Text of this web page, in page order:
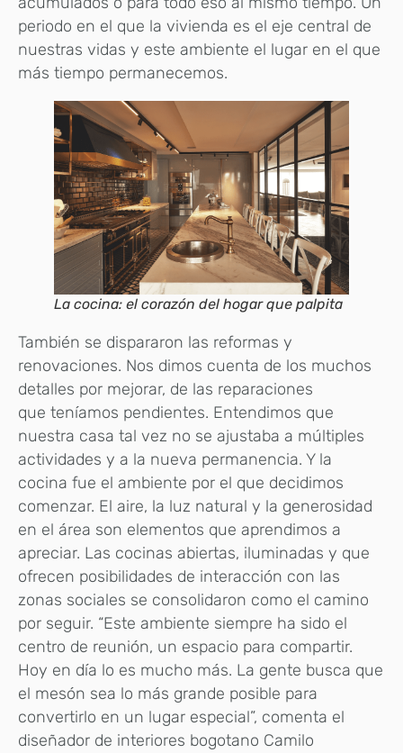
periodo en el que la vivienda es el eje central de
nuestras vidas y este ambiente el lugar en el que
más tiempo permanecemos.
La cocina: el corazón del hogar que palpita
También se dispararon las reformas y
renovaciones. Nos dimos cuenta de los muchos
detalles por mejorar, de las reparaciones
que teníamos pendientes. Entendimos que
nuestra casa tal vez no se ajustaba a múltiples
actividades y a la nueva permanencia. Y la
cocina fue el ambiente por el que decidimos
comenzar. El aire, la luz natural y la generosidad
en el área son elementos que aprendimos a
apreciar. Las cocinas abiertas, iluminadas y que
ofrecen posibilidades de interacción con las
zonas sociales se consolidaron como el camino
por seguir. “Este ambiente siempre ha sido el
centro de reunión, un espacio para compartir.
Hoy en día lo es mucho más. La gente busca que
el mesón sea lo más grande posible para
convertirlo en un lugar especial”, comenta el
diseñador de interiores bogotano Camilo